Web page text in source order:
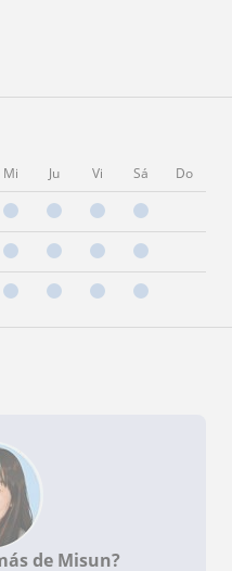
Mi Ju Vi Sá Do
de Misun?